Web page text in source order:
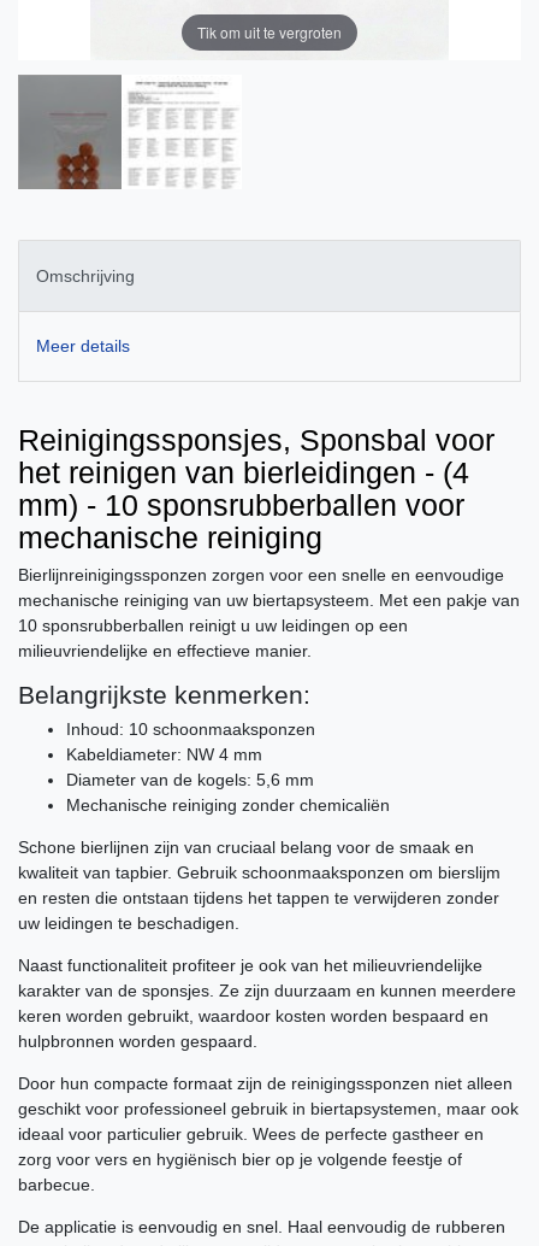
Tik om uit te vergroten
Omschrijving
Meer details
Reinigingssponsjes, Sponsbal voor
het reinigen van bierleidingen - (4
mm) - 10 sponsrubberballen voor
mechanische reiniging
Bierlijnreinigingssponzen zorgen voor een snelle en eenvoudige
mechanische reiniging van uw biertapsysteem. Met een pakje van
10 sponsrubberballen reinigt u uw leidingen op een
milieuvriendelijke en effectieve manier.
Belangrijkste kenmerken:
Inhoud: 10 schoonmaaksponzen
Kabeldiameter: NW 4 mm
Diameter van de kogels: 5,6 mm
Mechanische reiniging zonder chemicaliën
Schone bierlijnen zijn van cruciaal belang voor de smaak en
kwaliteit van tapbier. Gebruik schoonmaaksponzen om bierslijm
en resten die ontstaan ​​tijdens het tappen te verwijderen zonder
uw leidingen te beschadigen.
Naast functionaliteit profiteer je ook van het milieuvriendelijke
karakter van de sponsjes. Ze zijn duurzaam en kunnen meerdere
keren worden gebruikt, waardoor kosten worden bespaard en
hulpbronnen worden gespaard.
Door hun compacte formaat zijn de reinigingssponzen niet alleen
geschikt voor professioneel gebruik in biertapsystemen, maar ook
ideaal voor particulier gebruik. Wees de perfecte gastheer en
zorg voor vers en hygiënisch bier op je volgende feestje of
barbecue.
De applicatie is eenvoudig en snel. Haal eenvoudig de rubberen